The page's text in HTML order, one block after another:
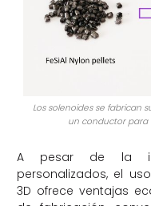
Los solenoides se fabrican
un conductor para
A pesar de la
personalizados, el
3D ofrece ventajas